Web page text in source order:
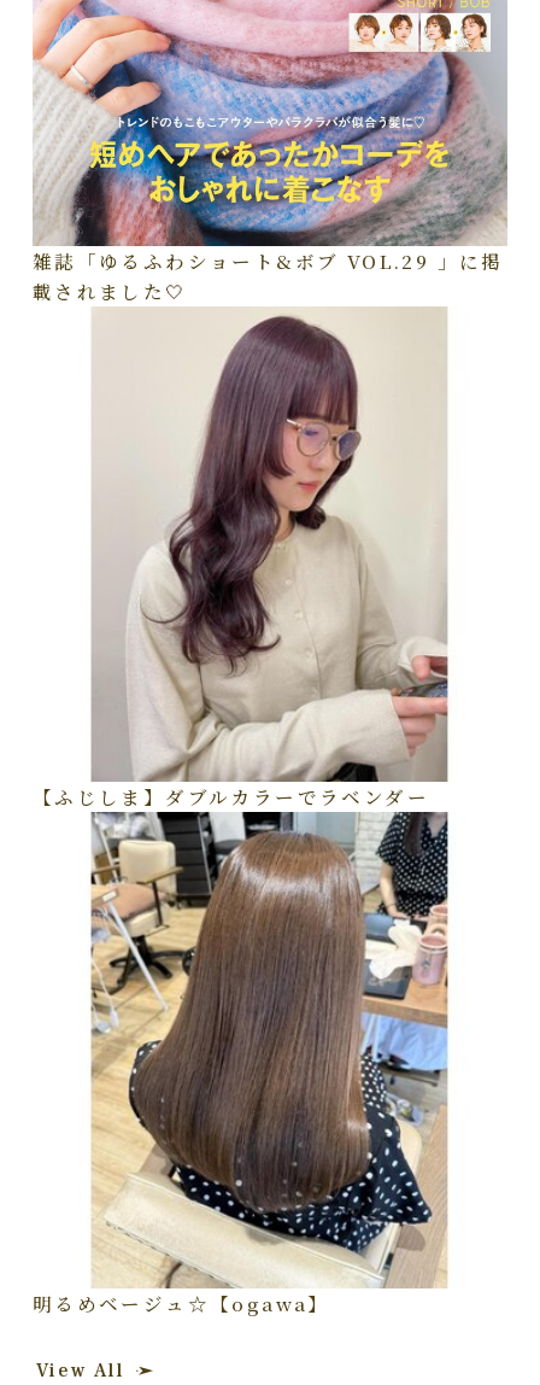
雑誌「ゆるふわショート&ボブ VOL.29 」に掲
載されました🤍
【ふじしま】ダブルカラーでラベンダー
明るめベージュ☆【ogawa】
View All